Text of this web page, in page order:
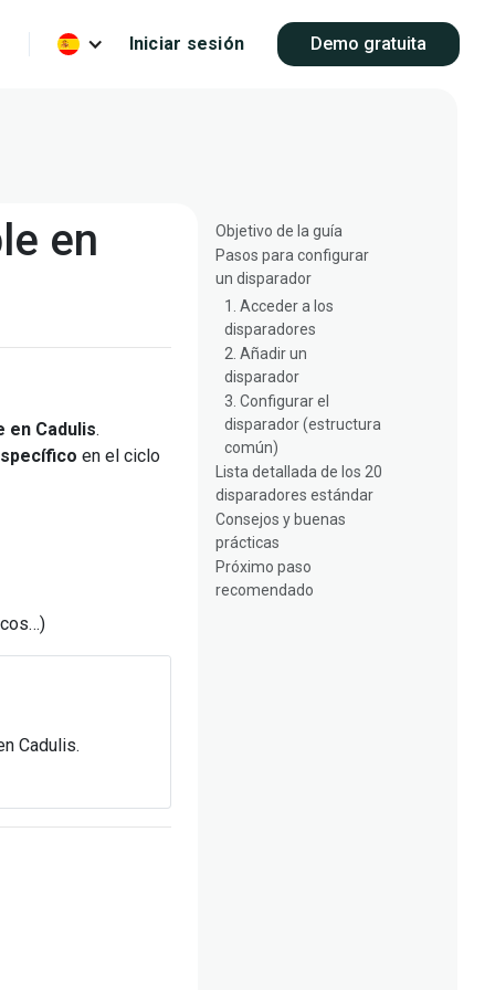
Iniciar sesión Demo gratuita
en
en Cadulis.
en el ciclo
Cadulis.
Objetivo de la guía
Pasos para configurar
un disparador
1. Acceder a los
disparadores
2. Añadir un
disparador
3. Configurar el
disparador (estructura
común)
Lista detallada de los 20
disparadores estándar
Consejos y buenas
prácticas
Próximo paso
recomendado